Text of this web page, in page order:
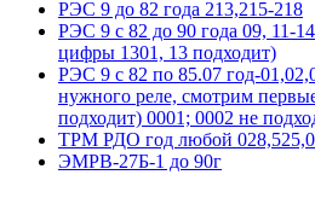
РЭС 9 до 82 года 213,215-218
РЭС 9 с 82 до 90 года 09, 11-
цифры 1301, 13 подходит)
РЭС 9 с 82 по 85.07 год-
нужного реле, смотрим
подходит) 0001; 0002 не
ТРМ РДО год любой
ЭМРВ-27Б-1 до 90г